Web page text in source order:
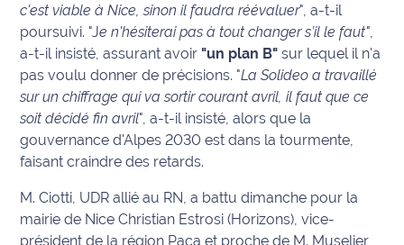
Politique
Santé
Social
Transport
International
c'est viable à Nice, sinon il faudra réévaluer", a-t-il
poursuivi. "Je n'hésiterai pas à tout changer s’il le faut"
a-t-il insisté, assurant avoir "un plan B"sur lequel il n'a
pas voulu donner de précisions. "La Solideo a travaillé
sur un chiffrage qui va sortir courant avril, il faut que ce
soit décidé fin avril", a-t-il insisté, alors que la
gouvernance d'Alpes 2030 est dans la tourmente,
faisant craindre des retards.
M. Ciotti, UDR allié au RN, a battu dimanche pour la
mairie de Nice Christian Estrosi (Horizons), vice-
président de la région Paca et proche de M. Muselier